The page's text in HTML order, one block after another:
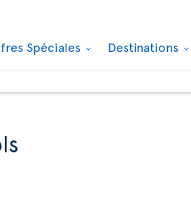
Spéciales Destinations